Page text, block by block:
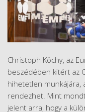
Christoph Köchy, az
beszédében kitért az
hihetetlen munkájára,
rendezhet. Mint
jelent arra, hogy a